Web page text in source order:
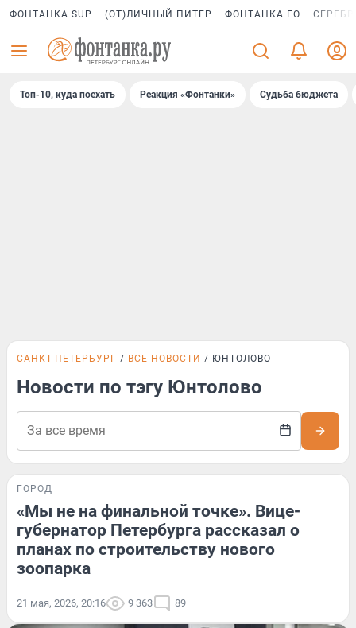
ФОНТАНКА SUP (ОТ)ЛИЧНЫЙ ПИТЕР ФОНТАНКА ГО
Топ-10, куда поехать Реакция «Фонтанки» Судьба бюджета
САНКТ-ПЕТЕРБУРГ ВСЕ НОВОСТИ ЮНТОЛОВО
Новости по тэгу Юнтолово
ГОРОД
«Мы не на финальной точке». Вице-
губернатор Петербурга рассказал о
планах по строительству нового
зоопарка
21 мая, 2026, 20:16 9 363 89